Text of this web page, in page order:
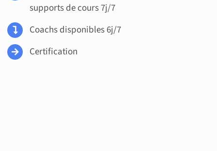
supports de cours 7j/7
Coachs disponibles 6j/7
Certification